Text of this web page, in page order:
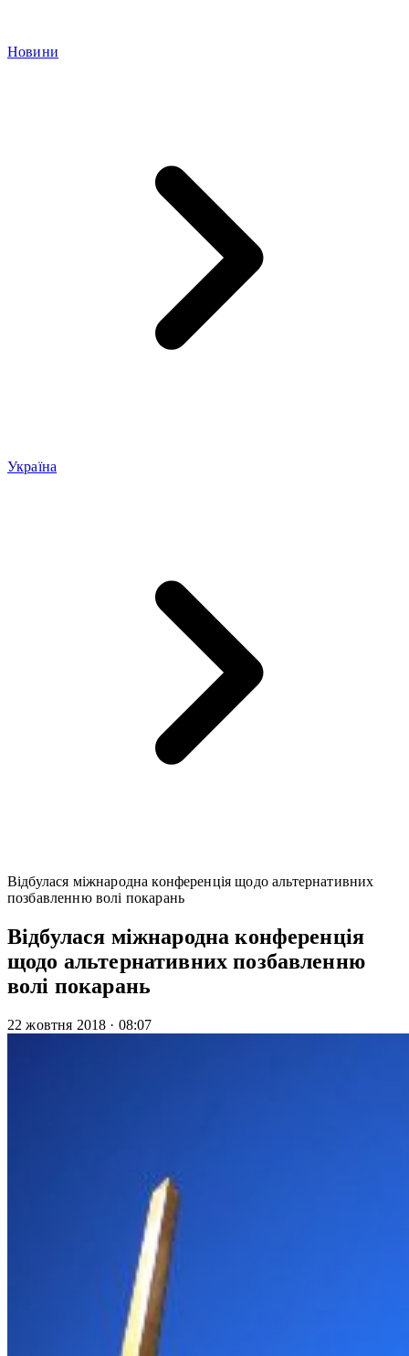
Новини
Україна
Відбулася міжнародна конференція щодо альтернативних
позбавленню волі покарань
Відбулася міжнародна конференція
щодо альтернативних позбавленню
волі покарань
22 жовтня 2018 · 08:07